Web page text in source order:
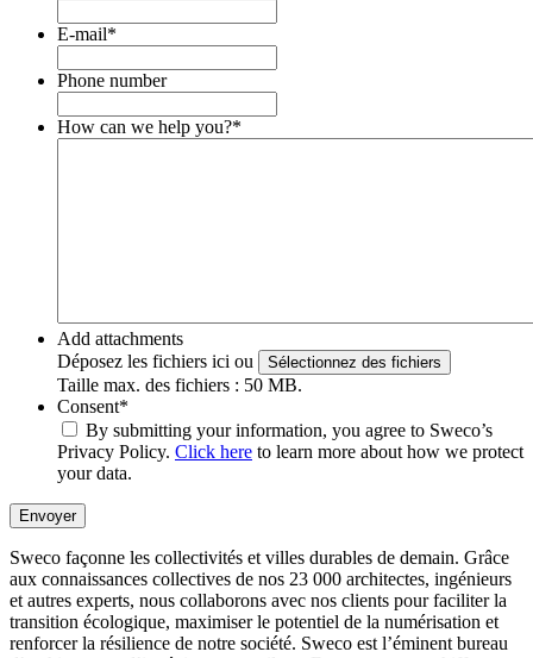
E-mail*
Phone number
How can we help you?*
Add attachments
Déposez les fichiers ici ou
Sélectionnez des fichiers
Taille max. des fichiers : 50 MB.
Consent*
By submitting your information, you agree to Sweco’s
Privacy Policy. Click here to learn more about how we protect
your data.
Envoyer
Sweco façonne les collectivités et villes durables de demain. Grâce
aux connaissances collectives de nos 23 000 architectes, ingénieurs
et autres experts, nous collaborons avec nos clients pour faciliter la
transition écologique, maximiser le potentiel de la numérisation et
renforcer la résilience de notre société. Sweco est l’éminent bureau